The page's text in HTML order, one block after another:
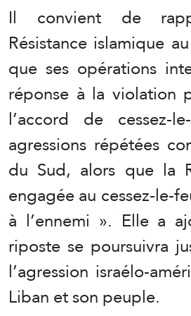
Il convient de
Résistance islamique
que ses opérations
réponse à la violation
l’accord de
agressions répétées
du Sud, alors que la
engagée au cessez-le-
à l’ennemi ». Elle a
riposte se poursuivra
l’agression israélo-
Liban et son peuple.